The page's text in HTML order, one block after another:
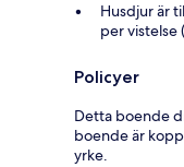
Husdjur är
per vistelse
Policyer
Detta boende
boende är
yrke.